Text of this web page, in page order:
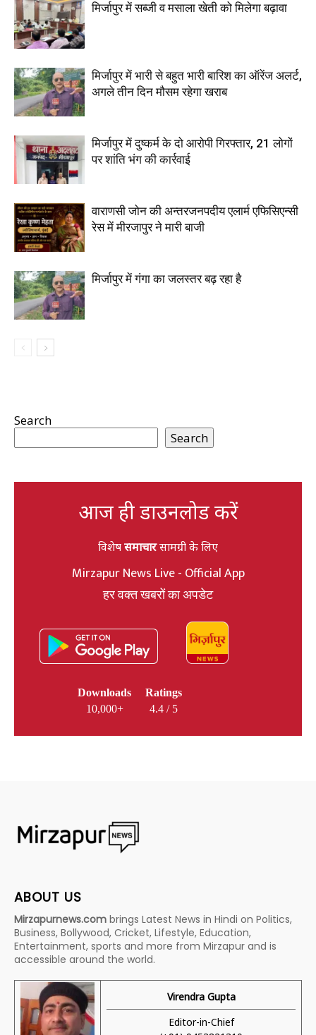
मिर्जापुर में सब्जी व मसाला खेती को मिलेगा बढ़ावा
मिर्जापुर में भारी से बहुत भारी बारिश का ऑरेंज अलर्ट,
अगले तीन दिन मौसम रहेगा खराब
मिर्जापुर में दुष्कर्म के दो आरोपी गिरफ्तार, 21 लोगों
पर शांति भंग की कार्रवाई
वाराणसी जोन की अन्तरजनपदीय एलार्म एफिसिएन्सी
रेस में मीरजापुर ने मारी बाजी
मिर्जापुर में गंगा का जलस्तर बढ़ रहा है
Search
Search
आज ही डाउनलोड करें
विशेषसमाचारसामग्री के लिए
Mirzapur News Live - Official App
हर वक्त खबरों का अपडेट
Downloads
10,000+
Ratings
4.4 / 5
ABOUT US
Mirzapurnews.com brings Latest News in Hindi on Politics,
Business, Bollywood, Cricket, Lifestyle, Education,
Entertainment, sports and more from Mirzapur and is
accessible around the world.
Virendra Gupta
Editor-in-Chief